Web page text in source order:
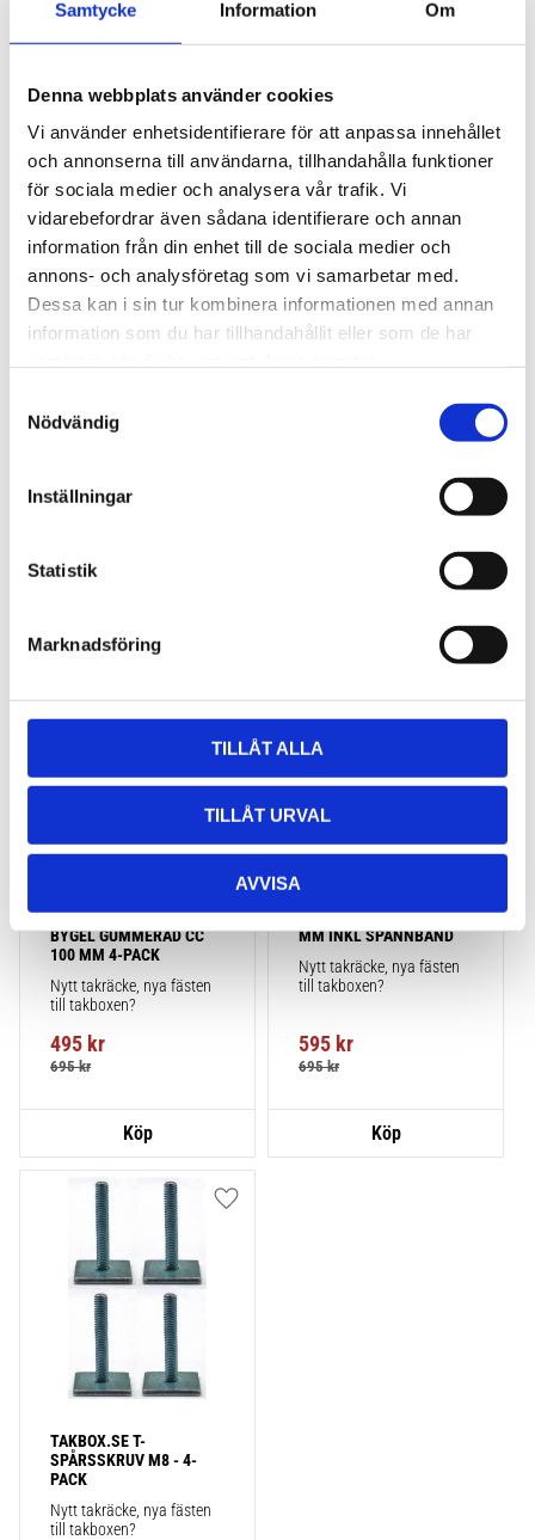
Samtycke Information Om
Denna webbplats använder cookies
Vi använder enhetsidentifierare för att anpassa innehållet
och annonserna till användarna, tillhandahålla funktioner
för sociala medier och analysera vår trafik. Vi
vidarebefordrar även sådana identifierare och annan
information från din enhet till de sociala medier och
annons- och analysföretag som vi samarbetar med.
Dessa kan i sin tur kombinera informationen med annan
information som du har tillhandahållit eller som de har
Nödvändig
Inställningar
Statistik
Marknadsföring
TILLÅT ALLA
TILLÅT URVAL
AVVISA
2 395kr 1 495
THULE DOCKGRIP
2 495kr
Lägg till i favoriter
THULE HULL-A-PORT
POPULÄRAST!
MONTERINGSSATS U-
BYGEL GUMMERAD CC
100 MM 4-PACK
Nytt takräcke, nya fästen
till takboxen?
495 kr
695kr
SPÅRSADAPTER 20X24
MM INKL SPÄNNBAND
Nytt takräcke, nya fästen
till takboxen?
595 kr
695kr
Lägg
TAKBOX.SE T-
SPÅRSSKRUV M8 - 4-
PACK
Nytt takräcke, nya fästen
till takboxen?
Lägg till i favoriter